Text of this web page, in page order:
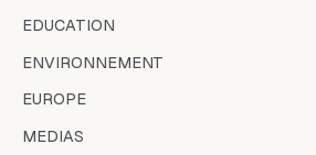
EDUCATION
ENVIRONNEMENT
EUROPE
MEDIAS